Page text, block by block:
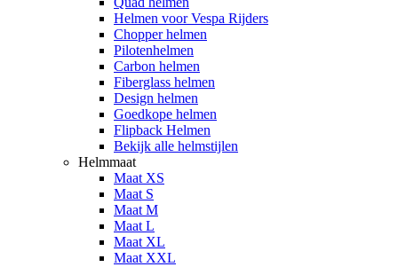
Helmen voor Vespa Rijders
Chopper helmen
Pilotenhelmen
Carbon helmen
Fiberglass helmen
Design helmen
Goedkope helmen
Flipback Helmen
Bekijk alle helmstijlen
Helmmaat
Maat XS
Maat S
Maat M
Maat L
Maat XL
Maat XXL